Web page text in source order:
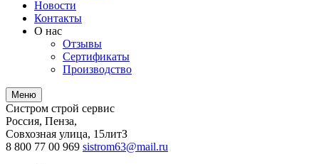
Новости
Контакты
О нас
Отзывы
Сертификаты
Производство
Меню
Систром строй сервис
Россия, Пенза,
Совхозная улица, 15литЗ
8 800 77 00 969 sistrom63@mail.ru